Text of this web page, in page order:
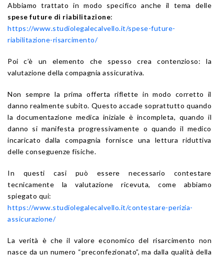
Abbiamo trattato in modo specifico anche il tema delle
spese future di riabilitazione:
https://www.studiolegalecalvello.it/spese-future-
riabilitazione-risarcimento/
Poi c’è un elemento che spesso crea contenzioso: la
valutazione della compagnia assicurativa.
Non sempre la prima offerta riflette in modo corretto il
danno realmente subito. Questo accade soprattutto quando
la documentazione medica iniziale è incompleta, quando il
danno si manifesta progressivamente o quando il medico
incaricato dalla compagnia fornisce una lettura riduttiva
delle conseguenze fisiche.
In questi casi può essere necessario contestare
tecnicamente la valutazione ricevuta, come abbiamo
spiegato qui:
https://www.studiolegalecalvello.it/contestare-perizia-
assicurazione/
La verità è che il valore economico del risarcimento non
nasce da un numero “preconfezionato”, ma dalla qualità della